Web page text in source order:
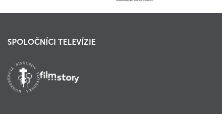
SPOLOČNÍCI TELEVÍZIE